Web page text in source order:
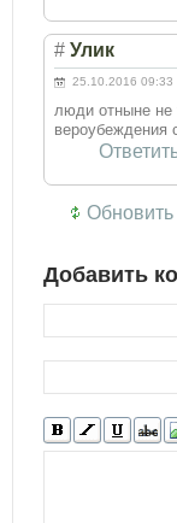
# Улик
25.10.2016 09:33
люди отныне не
вероубеждения
Обновить
Добавить